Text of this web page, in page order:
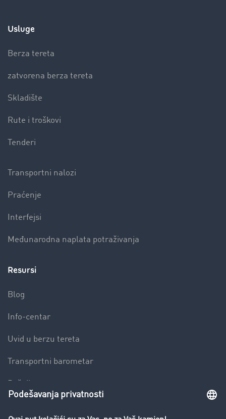
Usluge
Berza tereta
zatvorena berza tereta
Skladište
Rute i troškovi
Tenderi
Transportni nalozi
Praćenje
Interfejsi
Međunarodna naplata potraživanja
Resursi
Blog
Info-centar
Uvid u berzu tereta
Transportni barometar